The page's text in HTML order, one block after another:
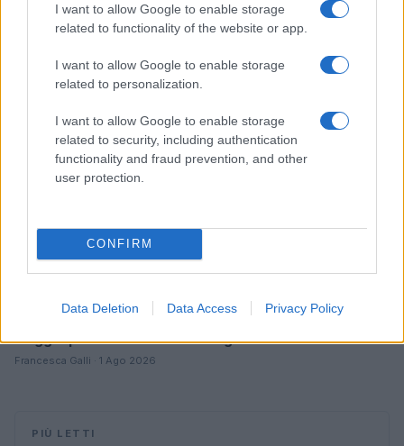
I want to allow Google to enable storage
related to functionality of the website or app.
I want to allow Google to enable storage
related to personalization.
I want to allow Google to enable storage
related to security, including authentication
functionality and fraud prevention, and other
user protection.
CONFIRM
Data Deletion Data Access Privacy Policy
carburante fino al 50%
Edoardo Marchesi · 6 Ago 2026
VIAGGI
viaggio più venduti in Italia e Inghilterra
Francesca Galli · 1 Ago 2026
PIÙ LETTI